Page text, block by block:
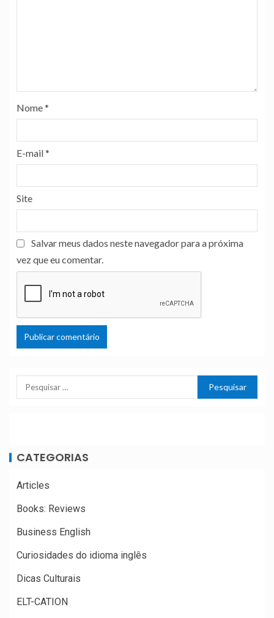
Nome*
E-mail*
Site
Salvar meus dados neste navegador para a próxima
vez que eu comentar.
CATEGORIAS
Articles
Books: Reviews
Business English
Curiosidades do idioma inglês
Dicas Culturais
ELT-CATION